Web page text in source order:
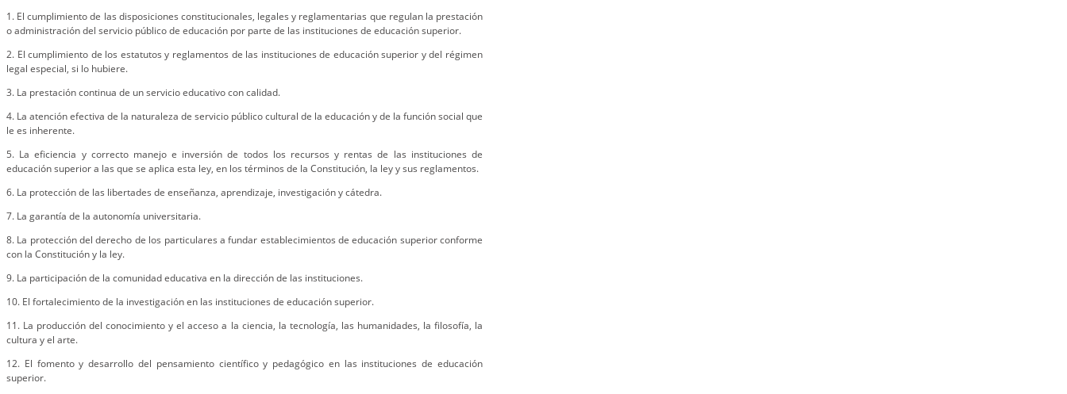
1. El cumplimiento de las disposiciones constitucionales, legales y reglamentarias que regulan la prestación
o administración del servicio público de educación por parte de las instituciones de educación superior.
2. El cumplimiento de los estatutos y reglamentos de las instituciones de educación superior y del régimen
legal especial, si lo hubiere.
3. La prestación continua de un servicio educativo con calidad.
4. La atención efectiva de la naturaleza de servicio público cultural de la educación y de la función social que
le es inherente.
5. La eficiencia y correcto manejo e inversión de todos los recursos y rentas de las instituciones de
educación superior a las que se aplica esta ley, en los términos de la Constitución, la ley y sus reglamentos.
6. La protección de las libertades de enseñanza, aprendizaje, investigación y cátedra.
7. La garantía de la autonomía universitaria.
8. La protección del derecho de los particulares a fundar establecimientos de educación superior conforme
con la Constitución y la ley.
9. La participación de la comunidad educativa en la dirección de las instituciones.
10. El fortalecimiento de la investigación en las instituciones de educación superior.
11. La producción del conocimiento y el acceso a la ciencia, la tecnología, las humanidades, la filosofía, la
cultura y el arte.
12. El fomento y desarrollo del pensamiento científico y pedagógico en las instituciones de educación
superior.